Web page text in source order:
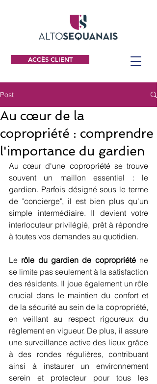
ACCÈS CLIENT
Post
Au cœur de la
copropriété : comprendre
l'importance du gardien
Au cœur d'une copropriété se trouve
souvent un maillon essentiel : le
gardien. Parfois désigné sous le terme
de "concierge", il est bien plus qu'un
simple intermédiaire. Il devient votre
interlocuteur privilégié, prêt à répondre
à toutes vos demandes au quotidien.
Le rôle du gardien de copropriété ne
se limite pas seulement à la satisfaction
des résidents. Il joue également un rôle
crucial dans le maintien du confort et
de la sécurité au sein de la copropriété,
en veillant au respect rigoureux du
règlement en vigueur. De plus, il assure
une surveillance active des lieux grâce
à des rondes régulières, contribuant
ainsi à instaurer un environnement
serein et protecteur pour tous les